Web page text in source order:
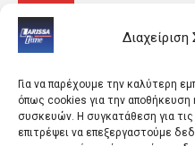
Για να παρέχουμε την καλύτερη
όπως cookies για την
συσκευών. Η συγκατάθεση για
επιτρέψει να επεξεργαστούμε
ΚΟΣΜΟΣ
Η ασφάλεια Ευρώπης και
Ουκρανίας κυριάρχησαν
ΗΠΑ και...